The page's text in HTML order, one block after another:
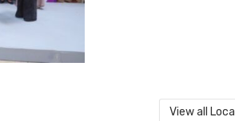
View all Local